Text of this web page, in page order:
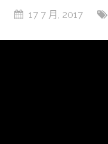
17 7 月, 2017